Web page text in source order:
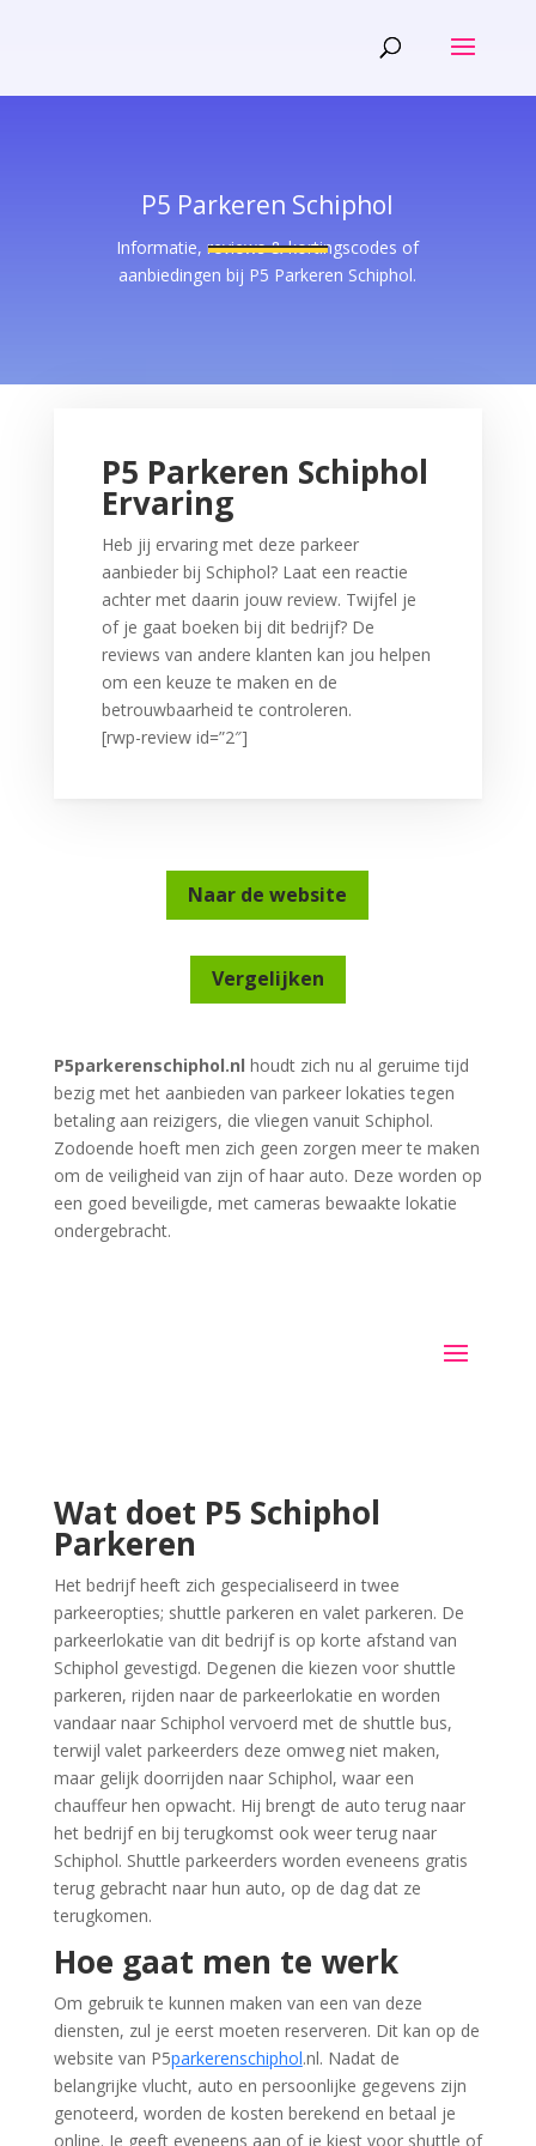
P5 Parkeren Schiphol
Informatie, reviews & kortingscodes of
aanbiedingen bij P5 Parkeren Schiphol.
P5 Parkeren Schiphol
Ervaring
Heb jij ervaring met deze parkeer
aanbieder bij Schiphol? Laat een reactie
achter met daarin jouw review. Twijfel je
of je gaat boeken bij dit bedrijf? De
reviews van andere klanten kan jou helpen
om een keuze te maken en de
betrouwbaarheid te controleren.
[rwp-review id=”2″]
Naar de website
Vergelijken
P5parkerenschiphol.nl houdt zich nu al geruime tijd
bezig met het aanbieden van parkeer lokaties tegen
betaling aan reizigers, die vliegen vanuit Schiphol.
Zodoende hoeft men zich geen zorgen meer te maken
om de veiligheid van zijn of haar auto. Deze worden op
een goed beveiligde, met cameras bewaakte lokatie
ondergebracht.
Wat doet P5 Schiphol
Parkeren
Het bedrijf heeft zich gespecialiseerd in twee
parkeeropties; shuttle parkeren en valet parkeren. De
parkeerlokatie van dit bedrijf is op korte afstand van
Schiphol gevestigd. Degenen die kiezen voor shuttle
parkeren, rijden naar de parkeerlokatie en worden
vandaar naar Schiphol vervoerd met de shuttle bus,
terwijl valet parkeerders deze omweg niet maken,
maar gelijk doorrijden naar Schiphol, waar een
chauffeur hen opwacht. Hij brengt de auto terug naar
het bedrijf en bij terugkomst ook weer terug naar
Schiphol. Shuttle parkeerders worden eveneens gratis
terug gebracht naar hun auto, op de dag dat ze
terugkomen.
Hoe gaat men te werk
Om gebruik te kunnen maken van een van deze
diensten, zul je eerst moeten reserveren. Dit kan op de
website van P5parkerenschiphol.nl. Nadat de
belangrijke vlucht, auto en persoonlijke gegevens zijn
genoteerd, worden de kosten berekend en betaal je
online. Je geeft eveneens aan of je kiest voor shuttle of